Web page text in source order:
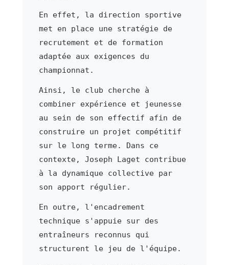
En effet, la direction sportive
met en place une stratégie de
recrutement et de formation
adaptée aux exigences du
championnat.
Ainsi, le club cherche à
combiner expérience et jeunesse
au sein de son effectif afin de
construire un projet compétitif
sur le long terme. Dans ce
contexte, Joseph Laget contribue
à la dynamique collective par
son apport régulier.
En outre, l'encadrement
technique s'appuie sur des
entraîneurs reconnus qui
structurent le jeu de l'équipe.